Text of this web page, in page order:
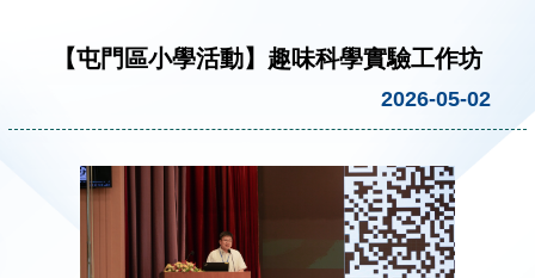
【屯門區小學活動】趣味科學實驗工作坊
2026-05-02